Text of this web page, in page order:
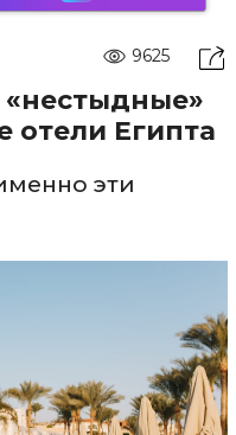
9625
«нестыдные»
отели Египта
эти